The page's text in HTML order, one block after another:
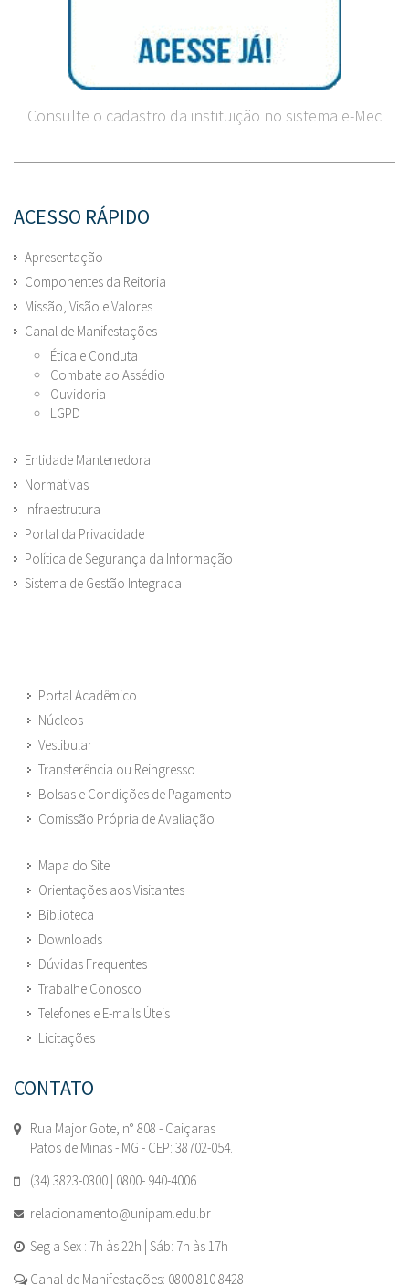
Consulte o cadastro da instituição no sistema e-Mec
ACESSO RÁPIDO
Apresentação
Componentes da Reitoria
Missão, Visão e Valores
Canal de Manifestações
Ética e Conduta
Combate ao Assédio
Ouvidoria
LGPD
Entidade Mantenedora
Normativas
Infraestrutura
Portal da Privacidade
Política de Segurança da Informação
Sistema de Gestão Integrada
Portal Acadêmico
Núcleos
Vestibular
Transferência ou Reingresso
Bolsas e Condições de Pagamento
Comissão Própria de Avaliação
Mapa do Site
Orientações aos Visitantes
Biblioteca
Downloads
Dúvidas Frequentes
Trabalhe Conosco
Telefones e E-mails Úteis
Licitações
CONTATO
Rua Major Gote, n° 808 - Caiçaras
Patos de Minas - MG - CEP: 38702-054.
(34) 3823-0300 | 0800- 940-4006
relacionamento@unipam.edu.br
Seg a Sex : 7h às 22h | Sáb: 7h às 17h
Canal de Manifestações: 0800 810 8428